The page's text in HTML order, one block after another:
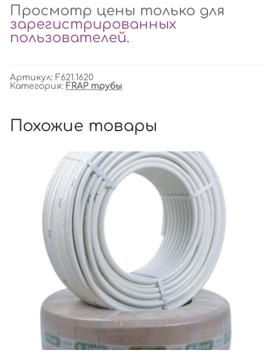
Просмотр цены только для
зарегистрированных
пользователей.
Артикул: F621.1620
Категория: FRAP трубы
Похожие товары